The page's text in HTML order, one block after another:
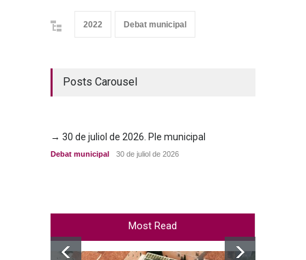
2022 Debat municipal
Posts Carousel
→ 30 de juliol de 2026. Ple municipal
Debat municipal 30 de juliol de 2026
Most Read